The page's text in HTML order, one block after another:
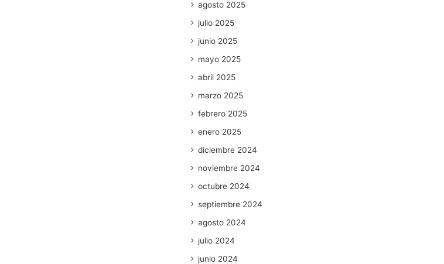
agosto 2025
julio 2025
junio 2025
mayo 2025
abril 2025
marzo 2025
febrero 2025
enero 2025
diciembre 2024
noviembre 2024
octubre 2024
septiembre 2024
agosto 2024
julio 2024
junio 2024